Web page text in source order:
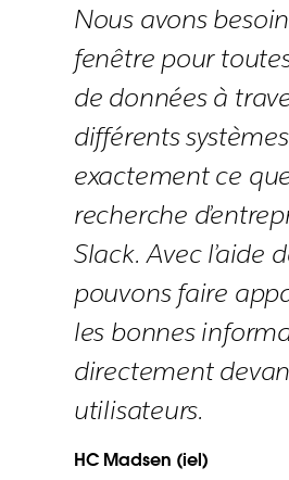
Nous avons
fenêtre pour
de données à
différents
exactement ce
recherche
Slack. Avec l’aide
pouvons faire
les bonnes
directement
utilisateurs.
HC Madsen (iel)